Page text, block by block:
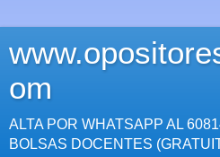
om
ALTA POR WHATSAPP AL
BOLSAS DOCENTES